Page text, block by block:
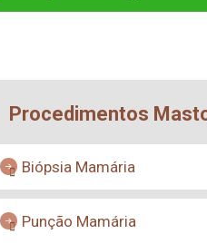
Procedimentos
Biópsia Mamária
Punção Mamária